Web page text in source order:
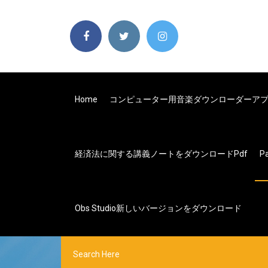
Home コンピューター用音楽ダウンローダーア
経済法に関する講義ノートをダウンロードpdf
Obs Studio新しいバージョンをダウンロード